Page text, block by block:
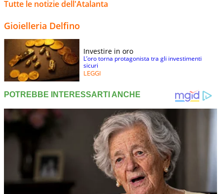
Tutte le notizie dell'Atalanta
Gioielleria Delfino
Investire in oro
L’oro torna protagonista tra gli investimenti
sicuri
LEGGI